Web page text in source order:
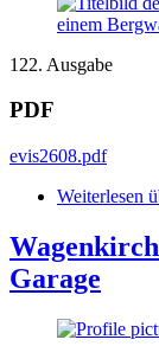
122. Ausgabe
PDF
evis2608.pdf
Weiterlesen
Garage